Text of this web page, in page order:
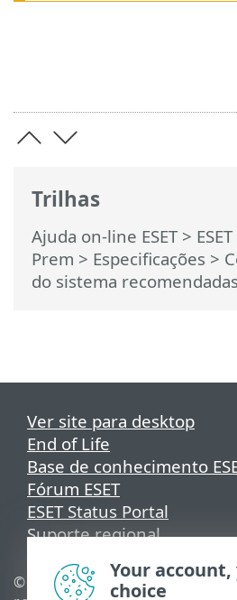
Trilhas
Ajuda on-line ESET>
Prem > Especificações >
do sistema recomendadas
Ver site para desktop
End of Life
Base de conhecimento
Fórum ESET
ESET Status Portal
Suporte regional
© 1992 - 2026 ESET, spol. s
Your
choice